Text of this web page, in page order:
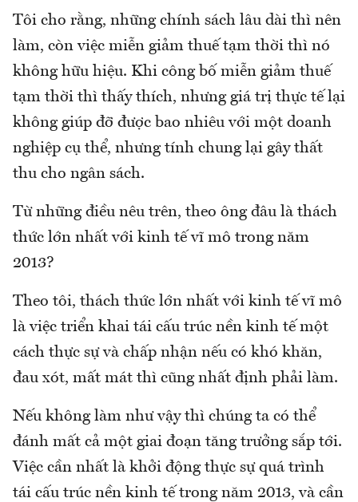
Tôi cho rằng, những chính sách lâu dài thì nên
làm, còn việc miễn giảm thuế tạm thời thì nó
không hữu hiệu. Khi công bố miễn giảm thuế
tạm thời thì thấy thích, nhưng giá trị thực tế lại
không giúp đỡ được bao nhiêu với một doanh
nghiệp cụ thể, nhưng tính chung lại gây thất
thu cho ngân sách.
Từ những điều nêu trên, theo ông đâu là thách
thức lớn nhất với kinh tế vĩ mô trong năm
2013?
Theo tôi, thách thức lớn nhất với kinh tế vĩ mô
là việc triển khai tái cấu trúc nền kinh tế một
cách thực sự và chấp nhận nếu có khó khăn,
đau xót, mất mát thì cũng nhất định phải làm.
Nếu không làm như vậy thì chúng ta có thể
đánh mất cả một giai đoạn tăng trưởng sắp tới.
Việc cần nhất là khởi động thực sự quá trình
tái cấu trúc nền kinh tế trong năm 2013, và cần